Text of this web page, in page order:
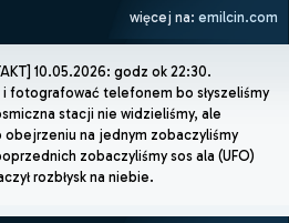
więcej na: emilcin.com
10.05.2026: godz ok 22:30.
fotografować telefonem bo słyszeliśmy
stacji nie widzieliśmy, ale
na jednym zobaczyliśmy
zobaczyliśmy sos ala (UFO)
rozbłysk na niebie.